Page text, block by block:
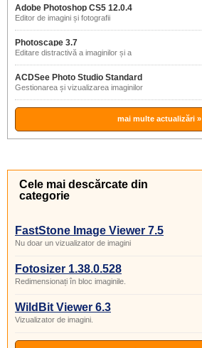
Adobe Photoshop CS5 12.0.4
Editor de imagini și fotografii
Photoscape 3.7
Editare distractivă a imaginilor și a
ACDSee Photo Studio Standard
2021
Gestionarea și vizualizarea imaginilor
mai multe actualizări »
Cele mai descărcate din
categorie
FastStone Image Viewer 7.5
Nu doar un vizualizator de imagini
Fotosizer 1.38.0.528
Redimensionați în bloc imaginile.
WildBit Viewer 6.3
Vizualizator de imagini.